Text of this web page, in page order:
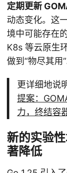
定期更新
动态变化。这
境中可能存在
K8s 等云原生
做到“物尽其用”
更详细地说
提案：
力，终结容
新的实验
著降低